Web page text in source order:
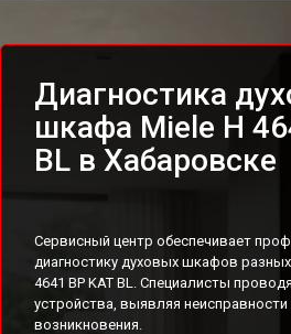
Диагностика
шкафа Miele H
BL в Хабаровске
Сервисный центр обеспечивает
диагностику духовых шкафов
4641 BP KAT BL. Специалисты
устройства, выявляя
возникновения.